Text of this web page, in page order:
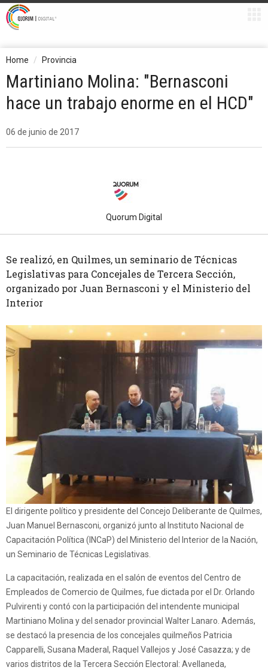
Home Provincia
Martiniano Molina: "Bernasconi
hace un trabajo enorme en el HCD"
06 de junio de 2017
Quorum Digital
Se realizó, en Quilmes, un seminario de Técnicas
Legislativas para Concejales de Tercera Sección,
organizado por Juan Bernasconi y el Ministerio del
Interior
El dirigente político y presidente del Concejo Deliberante de Quilmes,
Juan Manuel Bernasconi, organizó junto al Instituto Nacional de
Capacitación Política (INCaP) del Ministerio del Interior de la Nación,
un Seminario de Técnicas Legislativas.
La capacitación, realizada en el salón de eventos del Centro de
Empleados de Comercio de Quilmes, fue dictada por el Dr. Orlando
Pulvirenti y contó con la participación del intendente municipal
Martiniano Molina y del senador provincial Walter Lanaro. Además,
se destacó la presencia de los concejales quilmeños Patricia
Capparelli, Susana Maderal, Raquel Vallejos y José Casazza; y de
varios distritos de la Tercera Sección Electoral: Avellaneda,